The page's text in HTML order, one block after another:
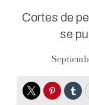
Cortes de
se
Twitter